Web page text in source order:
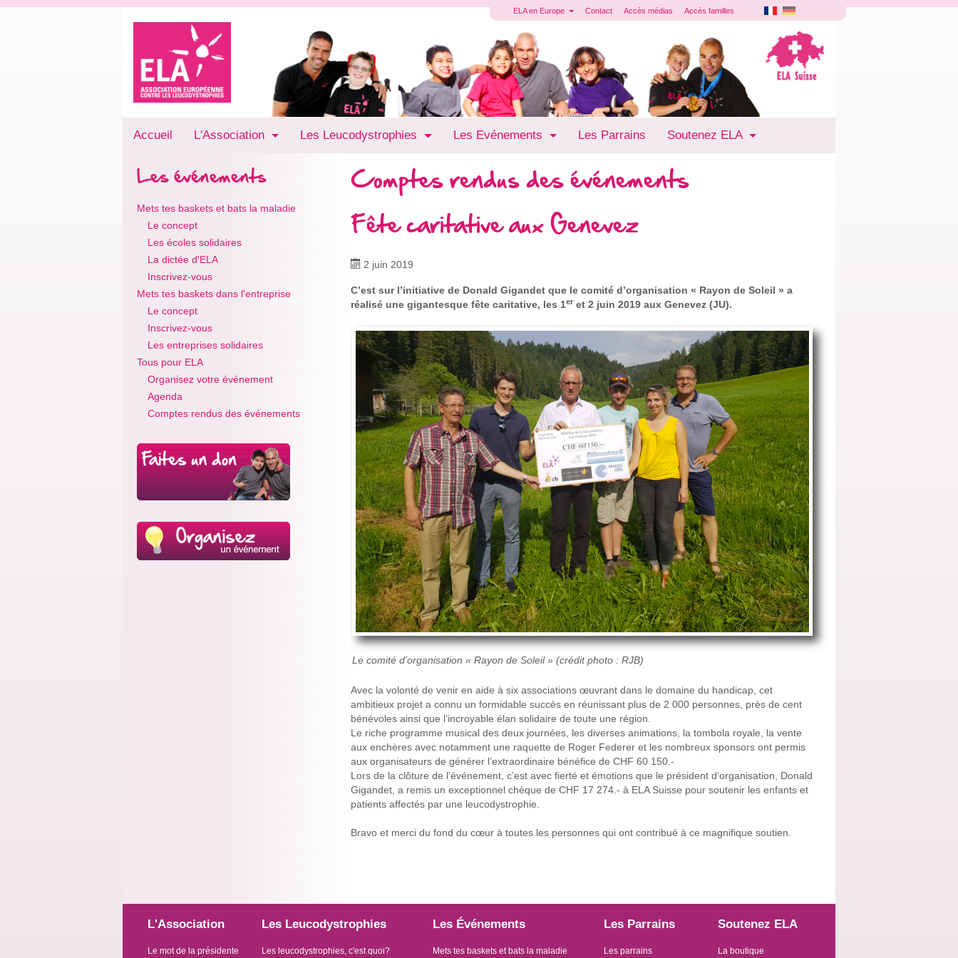
ELA en Europe Contact Accès médias Accès familles
Accueil L'Association Les Leucodystrophies Les Evénements Les Parrains Soutenez ELA
Les événements
Mets tes baskets et bats la maladie
Le concept
Les écoles solidaires
La dictée d'ELA
Inscrivez-vous
Mets tes baskets dans l'entreprise
Le concept
Inscrivez-vous
Les entreprises solidaires
Tous pour ELA
Organisez votre événement
Agenda
Comptes rendus des événements
Comptes rendus des événements
Fête caritative aux Genevez
2 juin 2019
C’est sur l’initiative de Donald Gigandet que le comité d’organisation « Rayon de Soleil » a
réalisé une gigantesque fête caritative, les 1eret 2 juin 2019 aux Genevez (JU).
Le comité d’organisation « Rayon de Soleil » (crédit photo : RJB)
Avec la volonté de venir en aide à six associations œuvrant dans le domaine du handicap, cet
ambitieux projet a connu un formidable succès en réunissant plus de 2 000 personnes, près de cent
bénévoles ainsi que l’incroyable élan solidaire de toute une région.
Le riche programme musical des deux journées, les diverses animations, la tombola royale, la vente
aux enchères avec notamment une raquette de Roger Federer et les nombreux sponsors ont permis
aux organisateurs de générer l’extraordinaire bénéfice de CHF 60 150.-
Lors de la clôture de l’événement, c’est avec fierté et émotions que le président d’organisation, Donald
Gigandet, a remis un exceptionnel chèque de CHF 17 274.- à ELA Suisse pour soutenir les enfants et
patients affectés par une leucodystrophie.
Bravo et merci du fond du cœur à toutes les personnes qui ont contribué à ce magnifique soutien.
L'Association
Le mot de la présidente
Les Leucodystrophies
Les leucodystrophies, c'est quoi?
Les Événements
Mets tes baskets et bats la maladie
Les Parrains
Les parrains
Soutenez ELA
La boutique